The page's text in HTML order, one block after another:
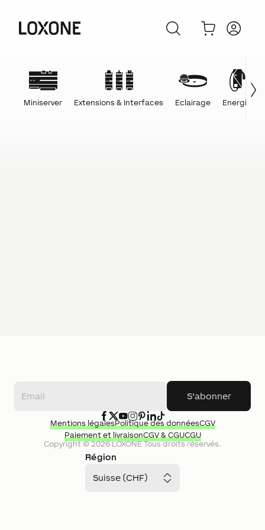
Miniserver Extensions & Interfaces Eclairage Energie
S'abonner
Région
Suisse (CHF)
Copyright ©2026LOXONETous droits réservés.
Mentions légalesPolitique des donnéesCGV
Paiement et livraisonCGV & CGUCGU